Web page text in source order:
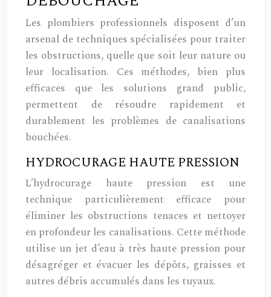
Les plombiers professionnels disposent d’un
arsenal de techniques spécialisées pour traiter
les obstructions, quelle que soit leur nature ou
leur localisation. Ces méthodes, bien plus
efficaces que les solutions grand public,
permettent de résoudre rapidement et
durablement les problèmes de canalisations
bouchées.
HYDROCURAGE HAUTE PRESSION
L’hydrocurage haute pression est une
technique particulièrement efficace pour
éliminer les obstructions tenaces et nettoyer
en profondeur les canalisations. Cette méthode
utilise un jet d’eau à très haute pression pour
désagréger et évacuer les dépôts, graisses et
autres débris accumulés dans les tuyaux.